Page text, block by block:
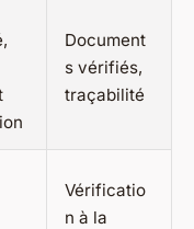
Document
s vérifiés,
traçabilité
Vérificatio
n à la